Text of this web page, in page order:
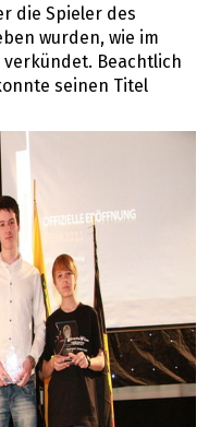
die Spieler des
wurden, wie im
verkündet. Beachtlich
seinen Titel